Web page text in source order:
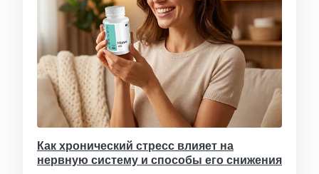
Как хронический стресс влияет на
нервную систему и способы его снижения